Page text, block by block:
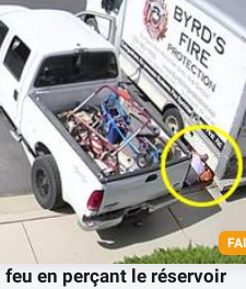
en perçant le réservoir